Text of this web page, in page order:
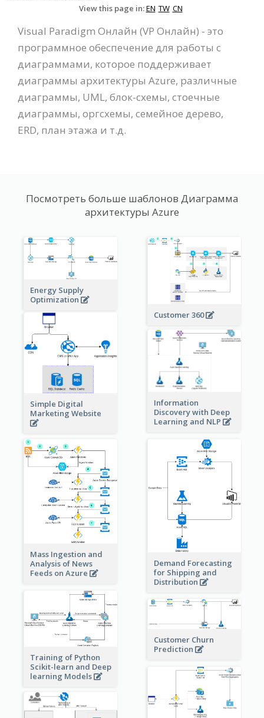
View this page in:EN TW CN
Visual Paradigm Онлайн (VP Онлайн) - это
программное обеспечение для работы с
диаграммами, которое поддерживает
диаграммы архитектуры Azure, различные
диаграммы, UML, блок-схемы, стоечные
диаграммы, оргсхемы, семейное дерево,
ERD, план этажа и т.д.
Посмотреть больше шаблонов Диаграмма
архитектуры Azure
Energy Supply
Optimization
Customer 360
Simple Digital
Marketing Website
Information
Discovery with Deep
Learning and NLP
Mass Ingestion and
Analysis of News
Feeds on Azure
Demand Forecasting
for Shipping and
Distribution
Training of Python
Scikit-learn and Deep
learning Models
Customer Churn
Prediction